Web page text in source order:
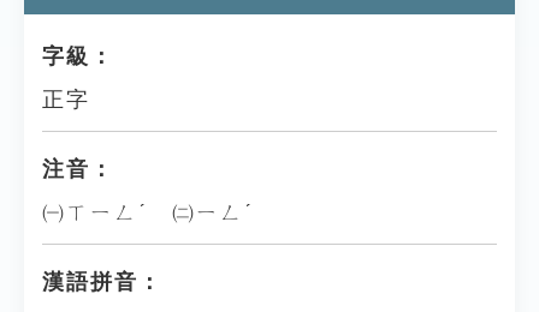
字級：
正字
注音：
㈠ㄒㄧㄥˊ ㈡ㄧㄥˊ
漢語拼音：